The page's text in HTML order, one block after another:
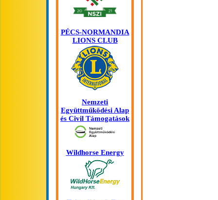
PÉCS-NORMANDIA
LIONS CLUB
Nemzeti
Együttműködési Alap
és Civil Támogatások
Wildhorse Energy